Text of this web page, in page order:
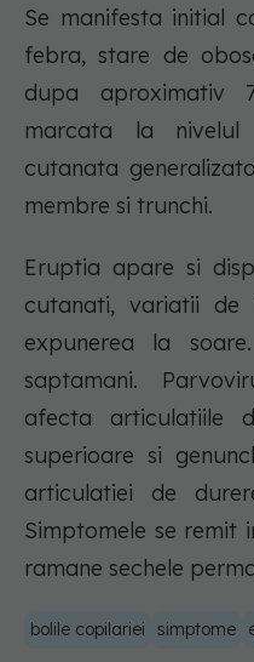
Se manifesta initial
febra, stare de
dupa aproximativ
marcata la
cutanata
membre si trunchi.
Eruptia apare si
cutanati, variatii de
expunerea la
saptamani.
afecta articulatiile
superioare si
articulatiei de
Simptomele se remit
ramane sechele
bolile copilariei simptome